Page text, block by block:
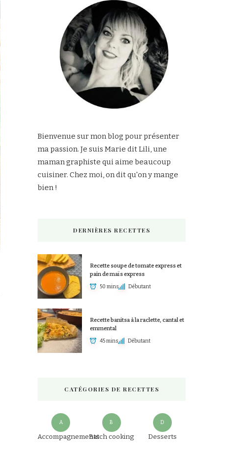
Bienvenue sur mon blog pour présenter
ma passion. Je suis Marie dit Lili, une
maman graphiste qui aime beaucoup
cuisiner. Chez moi, on dit qu'on y mange
bien !
DERNIÈRES RECETTES
Recette soupe de tomate express et
pain de maïs express
50 mins
Débutant
Recette banitsa à la raclette, cantal et
emmental
45 mins
Débutant
CATÉGORIES DE RECETTES
A
Accompagnements
B
Batch cooking
D
Desserts